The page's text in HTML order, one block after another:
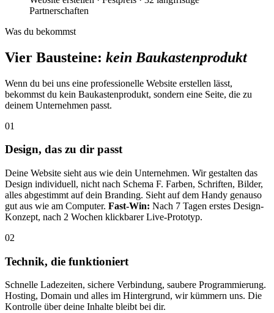
Partnerschaften
Was du bekommst
Vier Bausteine: kein Baukastenprodukt
Wenn du bei uns eine professionelle Website erstellen lässt,
bekommst du kein Baukastenprodukt, sondern eine Seite, die zu
deinem Unternehmen passt.
01
Design, das zu dir passt
Deine Website sieht aus wie dein Unternehmen. Wir gestalten das
Design individuell, nicht nach Schema F. Farben, Schriften, Bilder,
alles abgestimmt auf dein Branding. Sieht auf dem Handy genauso
gut aus wie am Computer. Fast-Win: Nach 7 Tagen erstes Design-
Konzept, nach 2 Wochen klickbarer Live-Prototyp.
02
Technik, die funktioniert
Schnelle Ladezeiten, sichere Verbindung, saubere Programmierung.
Hosting, Domain und alles im Hintergrund, wir kümmern uns. Die
Kontrolle über deine Inhalte bleibt bei dir.